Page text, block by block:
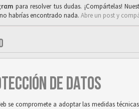
para resolver tus dudas. ¡Compártelas!
habrías encontrado nada. Abre un post y
DE DATOS
se compromete a adoptar las medidas